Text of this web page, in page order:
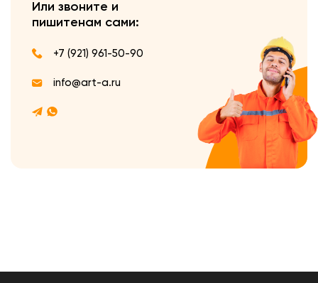
Или звоните и
пишитенам сами:
+7 (921) 961-50-90
info@art-a.ru